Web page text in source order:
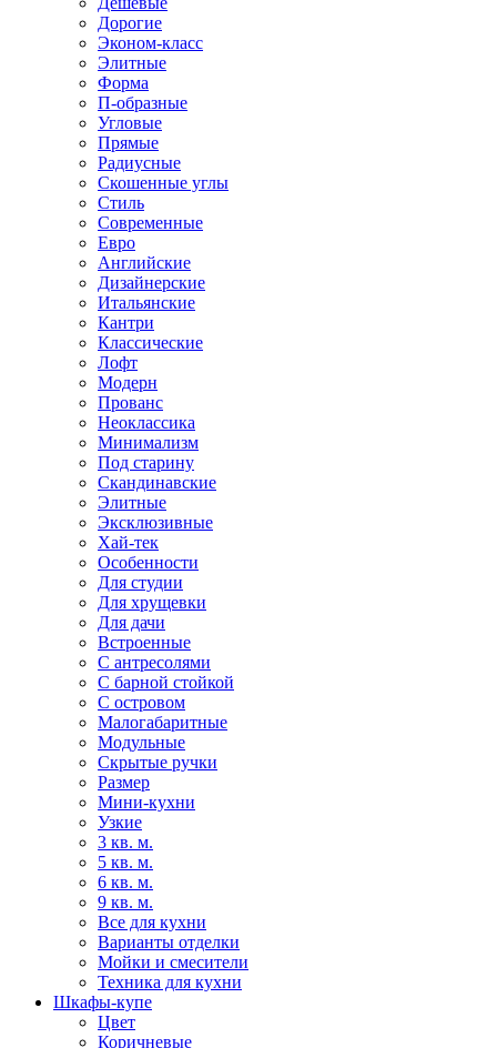
Дорогие
Эконом-класс
Элитные
Форма
П-образные
Угловые
Прямые
Радиусные
Скошенные углы
Стиль
Современные
Евро
Английские
Дизайнерские
Итальянские
Кантри
Классические
Лофт
Модерн
Прованс
Неоклассика
Минимализм
Под старину
Скандинавские
Элитные
Эксклюзивные
Хай-тек
Особенности
Для студии
Для хрущевки
Для дачи
Встроенные
С антресолями
С барной стойкой
С островом
Малогабаритные
Модульные
Скрытые ручки
Размер
Мини-кухни
Узкие
3 кв. м.
5 кв. м.
6 кв. м.
9 кв. м.
Все для кухни
Варианты отделки
Мойки и смесители
Техника для кухни
Шкафы-купе
Цвет
Коричневые